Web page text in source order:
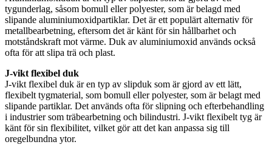
tygunderlag, såsom bomull eller polyester, som är belagd med
slipande aluminiumoxidpartiklar. Det är ett populärt alternativ för
metallbearbetning, eftersom det är känt för sin hållbarhet och
motståndskraft mot värme. Duk av aluminiumoxid används också
ofta för att slipa trä och plast.
J-vikt flexibel duk
J-vikt flexibel duk är en typ av slipduk som är gjord av ett lätt,
flexibelt tygmaterial, som bomull eller polyester, som är belagt med
slipande partiklar. Det används ofta för slipning och efterbehandling
i industrier som träbearbetning och bilindustri. J-vikt flexibelt tyg är
känt för sin flexibilitet, vilket gör att det kan anpassa sig till
oregelbundna ytor.